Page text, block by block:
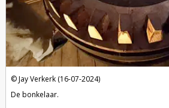
Jay Verkerk (16-07-2024)
De bonkelaar.